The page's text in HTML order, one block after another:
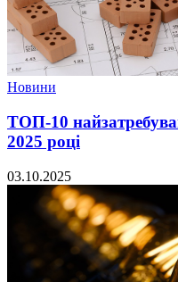
Новини
ТОП-10
2025 році
03.10.2025